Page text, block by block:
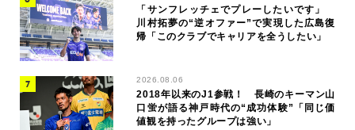
「サンフレッチェでプレーしたいです」
川村拓夢の“逆オファー”で実現した広島復
帰「このクラブでキャリアを全うしたい」
2026.08.06
2018年以来のJ1参戦！ 長崎のキーマン山
口蛍が語る神戸時代の“成功体験”「同じ価
値観を持ったグループは強い」